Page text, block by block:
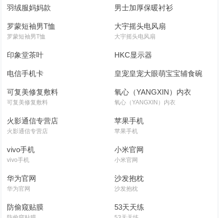
羽绒服妈妈款 男士加厚保暖衬衫
罗蒙短袖男T恤
罗蒙短袖男T恤
大宇摇头电风扇
大宇摇头电风扇
印象堂茶叶 HKC显示器
电信手机卡 皇宠皇宠大眼萌宝宝辅食碗
可复美修复敷料
可复美修复敷料
氧心（YANGXIN）内衣
氧心（YANGXIN）内衣
火影通信专营店
火影通信专营店
苹果手机
苹果手机
vivo手机
vivo手机
小米官网
小米官网
华为官网
华为官网
沙发抱枕
沙发抱枕
防偷窥贴膜 53天天练